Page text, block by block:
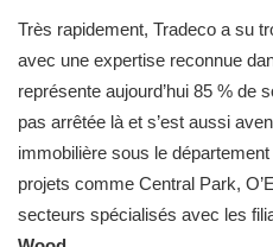
Très rapidement, Tradeco a su
avec une expertise reconnue
représente aujourd’hui 85 % de
pas arrêtée là et s’est aussi
immobilière sous le département
projets comme Central Park,
secteurs spécialisés avec les